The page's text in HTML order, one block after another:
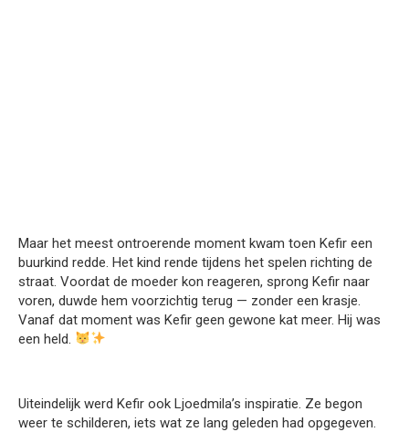
Maar het meest ontroerende moment kwam toen Kefir een
buurkind redde. Het kind rende tijdens het spelen richting de
straat. Voordat de moeder kon reageren, sprong Kefir naar
voren, duwde hem voorzichtig terug — zonder een krasje.
Vanaf dat moment was Kefir geen gewone kat meer. Hij was
een held.
Uiteindelijk werd Kefir ook Ljoedmila’s inspiratie. Ze begon
weer te schilderen, iets wat ze lang geleden had opgegeven.